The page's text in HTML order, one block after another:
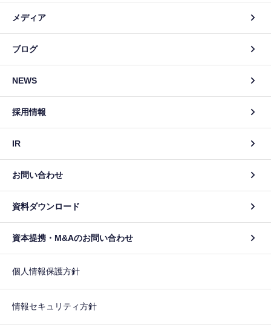
メディア
ブログ
NEWS
採用情報
IR
お問い合わせ
資料ダウンロード
資本提携・M&Aのお問い合わせ
個人情報保護方針
情報セキュリティ方針